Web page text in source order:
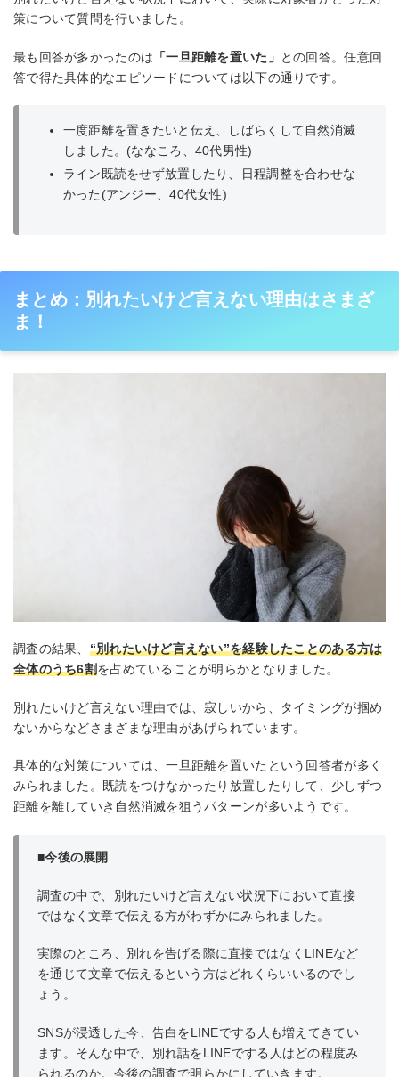
策について質問を行いました。
最も回答が多かったのは 「一旦距離を置いた」 との回答。任意回
答で得た具体的なエピソードについては以下の通りです。
一度距離を置きたいと伝え、しばらくして自然消滅
しました。(ななころ、40代男性)
ライン既読をせず放置したり、日程調整を合わせな
かった(アンジー、40代女性)
まとめ：別れたいけど言えない理由はさまざ
ま！
調査の結果、 “別れたいけど言えない”を経験したことのある方は
全体のうち6割を占めていることが明らかとなりました。
別れたいけど言えない理由では、寂しいから、タイミングが掴め
ないからなどさまざまな理由があげられています。
具体的な対策については、一旦距離を置いたという回答者が多く
みられました。既読をつけなかったり放置したりして、少しずつ
距離を離していき自然消滅を狙うパターンが多いようです。
■今後の展開
調査の中で、別れたいけど言えない状況下において直接
ではなく文章で伝える方がわずかにみられました。
実際のところ、別れを告げる際に直接ではなくLINEなど
を通じて文章で伝えるという方はどれくらいいるのでし
ょう。
SNSが浸透した今、告白をLINEでする人も増えてきてい
ます。そんな中で、別れ話をLINEでする人はどの程度み
られるのか。今後の調査で明らかにしていきます。